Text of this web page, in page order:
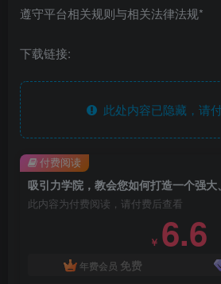
遵守平台相关规则与相关法律法规*
下载链接:
此处内容已隐藏，请
此内容为付费阅读，请付费后查看
￥ 6.6
年费会员 免费
付费阅读